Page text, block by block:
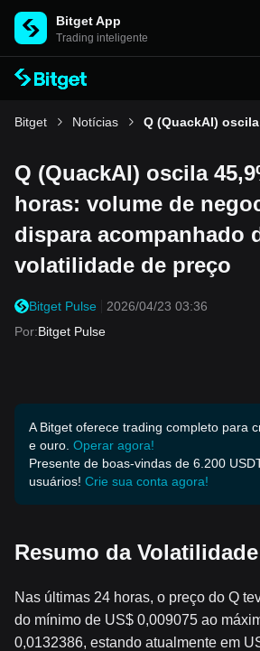
Bitget App
Trading inteligente
Bitget Notícias
Q (QuackAI) oscila
horas: volume de
dispara acompanhado
volatilidade de preço
Bitget Pulse 2026/04/23 03:36
Por:Bitget Pulse
A Bitget oferece trading completo para
e ouro. Operar agora!
Presente de boas-vindas de 6.200
usuários! Crie sua conta agora!
Resumo da Volatilidade
Nas últimas 24 horas, o preço do Q
do mínimo de US$ 0,009075 ao
0,0132386, estando atualmente em